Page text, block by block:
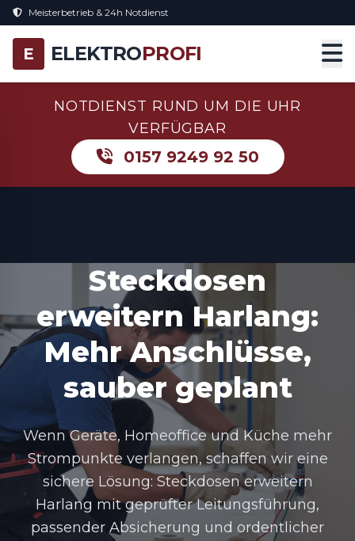
Meisterbetrieb & 24h Notdienst
E ELEKTROPROFI
NOTDIENST RUND UM DIE UHR
VERFÜGBAR
0157 9249 92 50
Steckdosen
erweitern Harlang:
Mehr Anschlüsse,
sauber geplant
Wenn Geräte, Homeoffice und Küche mehr
Strompunkte verlangen, schaffen wir eine
sichere Lösung: Steckdosen erweitern
Harlang mit geprüfter Leitungsführung,
passender Absicherung und ordentlicher